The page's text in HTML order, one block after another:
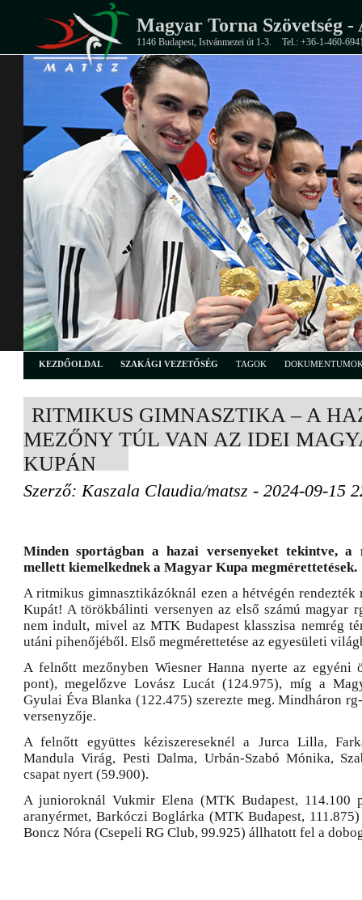
Magyar Torna Szövetség -
1146 Budapest, Istvánmezei út 1-3. Tel.: +36-1-460-
KEZDŐOLDAL SZAKÁGI VEZETŐSÉG TAGOK
RITMIKUS GIMNASZTIKA – A
MEZŐNY TÚL VAN AZ IDEI
KUPÁN
Szerző: Kaszala Claudia/matsz - 2024-09-15
Minden sportágban a hazai versenyeket tekintve, a
mellett kiemelkednek a Magyar Kupa megmérettetések.
A ritmikus gimnasztikázóknál ezen a hétvégén rendezték
Kupát! A törökbálinti versenyen az első számú magyar
nem indult, mivel az MTK Budapest klasszisa nemrég
utáni pihenőjéből. Első megmérettetése az egyesületi
A felnőtt mezőnyben Wiesner Hanna nyerte az egyéni
pont), megelőzve Lovász Lucát (124.975), míg a
Gyulai Éva Blanka (122.475) szerezte meg. Mindháron
versenyzője.
A felnőtt együttes kéziszereseknél a Jurca Lilla,
Mandula Virág, Pesti Dalma, Urbán-Szabó Mónika,
csapat nyert (59.900).
A junioroknál Vukmir Elena (MTK Budapest, 114.100
aranyérmet, Barkóczi Boglárka (MTK Budapest,
Boncz Nóra (Csepeli RG Club, 99.925) állhatott fel a